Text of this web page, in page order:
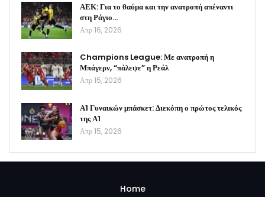
ΑΕΚ: Για το θαύμα και την ανατροπή απέναντι
στη Ράγιο…
Απρ 16, 2026
Champions League: Με ανατροπή η
Μπάγερν, “πάλεψε” η Ρεάλ
Απρ 15, 2026
Α1 Γυναικών μπάσκετ: Διεκόπη ο πρώτος τελικός
της Α1
Απρ 15, 2026
Home